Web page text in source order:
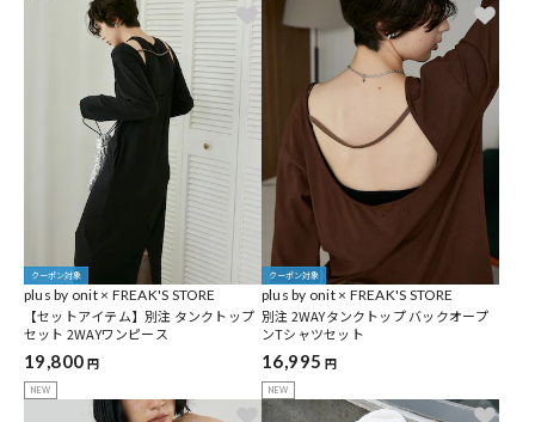
クーポン対象
plus by onit × FREAK'S STORE
【セットアイテム】別注 タンクトップ
セット 2WAYワンピース
19,800 円
NEW
クーポン対象
plus by onit × FREAK'S STORE
別注 2WAYタンクトップ バックオープ
ンTシャツセット
16,995 円
NEW